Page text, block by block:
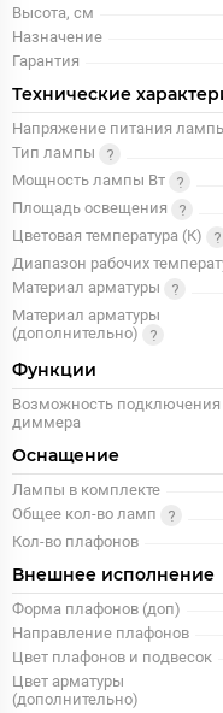
Высота, см
Назначение
Гарантия
Технические
Напряжение питания
Тип лампы
Мощность лампы Вт
Площадь освещения
Цветовая температура (К)
Диапазон рабочих
Материал арматуры
Материал арматуры
(дополнительно)
Функции
Возможность подключения
диммера
Оснащение
Лампы в комплекте
Общее кол-во ламп
Кол-во плафонов
Внешнее исполнение
Форма плафонов (доп)
Направление плафонов
Цвет плафонов и подвесок
Цвет арматуры
(дополнительно)